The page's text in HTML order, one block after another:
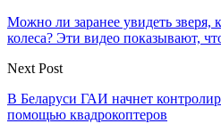
Можно ли заранее увидеть
колеса? Эти видео показывают,
Next Post
В Беларуси ГАИ начнет
помощью квадрокоптеров